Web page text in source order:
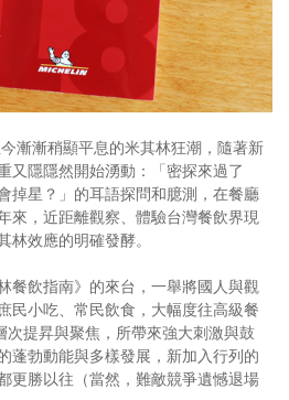
漸漸稍顯平息的米其林狂潮，隨著新
又隱隱然開始湧動：「密探來過了
掉星？」的耳語探問和臆測，在餐廳
來，近距離觀察、體驗台灣餐飲界現
效應的明確發酵。
餐飲指南》的來台，一舉將國人與觀
民小吃、常民飲食，大幅度往高級餐
提昇與聚焦，所帶來強大刺激與鼓
蓬勃動能與多樣發展，新加入行列的
更勝以往（當然，難敵競爭遺憾退場